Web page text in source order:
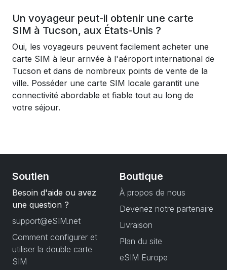
Un voyageur peut-il obtenir une carte
SIM à Tucson, aux États-Unis ?
Oui, les voyageurs peuvent facilement acheter une
carte SIM à leur arrivée à l'aéroport international de
Tucson et dans de nombreux points de vente de la
ville. Posséder une carte SIM locale garantit une
connectivité abordable et fiable tout au long de
votre séjour.
Soutien
Besoin d'aide ou avez
une question ?
support@eSIM.net
Comment configurer et
utiliser la double carte
SIM
Boutique
À propos de nous
Devenez notre partenaire
Livraison
Plan du site
eSIM Europe